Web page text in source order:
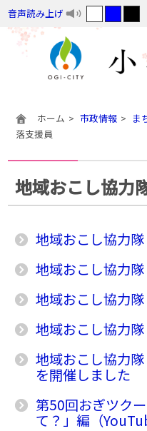
音声読み上げ
ホーム 市政情報 ま
落支援員
地域おこし協力
地域おこし協力
地域おこし協力隊
地域おこし協力隊
地域おこし協力隊
地域おこし協力
を開催しました
第50回おぎツク
て？」編（